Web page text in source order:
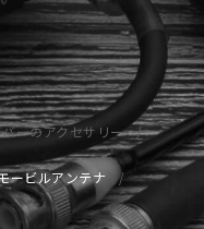
ーのアクセサリー
ービルアンテナ